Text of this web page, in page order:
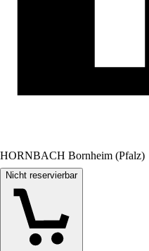
HORNBACH Bornheim (Pfalz)
Nicht reservierbar